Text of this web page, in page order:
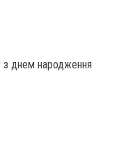
з днем народження